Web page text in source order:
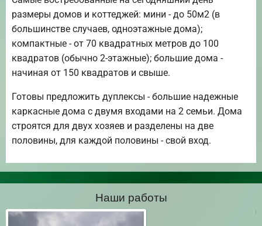
размеры домов и коттеджей: мини - до 50м2 (в
большинстве случаев, одноэтажные дома);
компактные - от 70 квадратных метров до 100
квадратов (обычно 2-этажные); большие дома -
начиная от 150 квадратов и свыше.
Готовы предложить дуплексы - большие надежные
каркасные дома с двумя входами на 2 семьи. Дома
строятся для двух хозяев и разделены на две
половины, для каждой половины - свой вход.
Наши работы